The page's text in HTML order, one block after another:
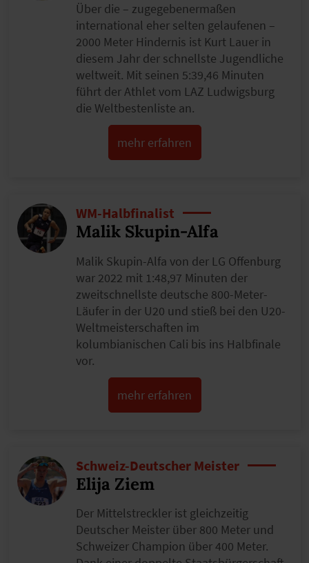
Über die – zugegebenermaßen
international eher selten gelaufenen –
2000 Meter Hindernis ist Kurt Lauer in
diesem Jahr der schnellste Jugendliche
weltweit. Mit seinen 5:39,46 Minuten
führt der Athlet vom LAZ Ludwigsburg
die Weltbestenliste an.
mehr erfahren
WM-Halbfinalist
Malik Skupin-Alfa
Malik Skupin-Alfa von der LG Offenburg
war 2022 mit 1:48,97 Minuten der
zweitschnellste deutsche 800-Meter-
Läufer in der U20 und stieß bei den U20-
Weltmeisterschaften im
kolumbianischen Cali bis ins Halbfinale
vor.
mehr erfahren
Schweiz-Deutscher Meister
Elija Ziem
Der Mittelstreckler ist gleichzeitig
Deutscher Meister über 800 Meter und
Schweizer Champion über 400 Meter.